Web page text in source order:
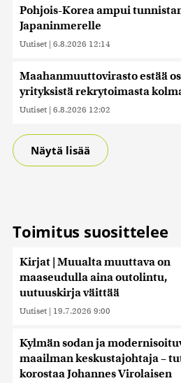
Pohjois-Korea ampui
Japaninmerelle
Uutiset | 6.8.2026 12:14
Maahanmuuttovirasto estää
yrityksistä rekrytoimasta
Uutiset | 6.8.2026 12:02
Näytä lisää
Toimitus suosittelee
Kirjat | Muualta muuttava on
maaseudulla aina outolintu,
uutuuskirja väittää
Uutiset | 19.7.2026 9:00
Kylmän sodan ja
maailman keskustajohtaja –
korostaa Johannes Virolaisen